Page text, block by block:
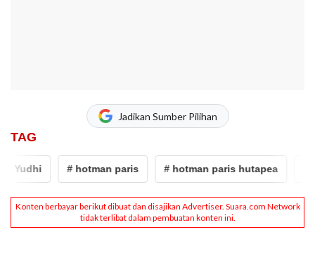
Jadikan Sumber Pilihan
TAG
# hotman paris # hotman paris hutapea